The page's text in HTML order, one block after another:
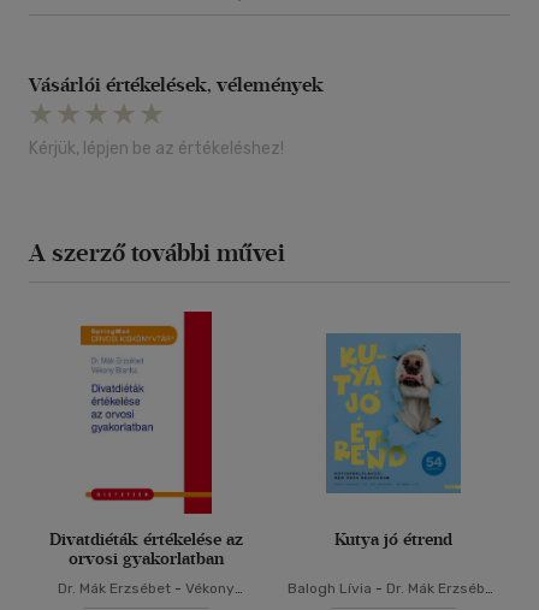
Vásárlói értékelések, vélemények
Kérjük, lépjen be az értékeléshez!
A szerző további művei
Divatdiéták értékelése az
orvosi gyakorlatban
Dr. Mák Erzsébet - Vékony
Kutya jó étrend
Balogh Lívia - Dr. Mák Erzsébet